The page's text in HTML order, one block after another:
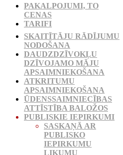
PAKALPOJUMI, TO
CENAS
TARIFI
SKAITĪTĀJU RĀDĪJUMU
NODOŠANA
DAUDZDZĪVOKĻU
DZĪVOJAMO MĀJU
APSAIMNIEKOŠANA
ATKRITUMU
APSAIMNIEKOŠANA
ŪDENSSAIMNIECĪBAS
ATTĪSTĪBA BALOŽOS
PUBLISKIE IEPIRKUMI
SASKAŅĀ AR
PUBLISKO
IEPIRKUMU
LIKUMU